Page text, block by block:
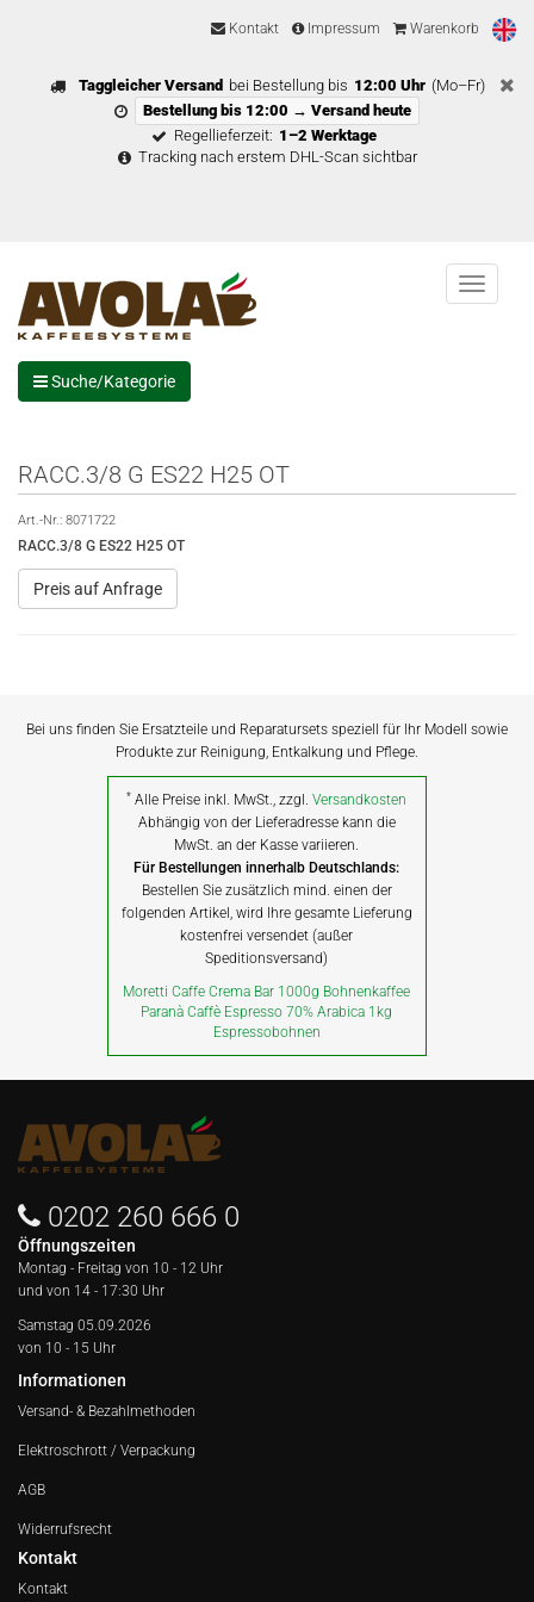
Kontakt Impressum Warenkorb
Taggleicher Versand bei Bestellung bis 12:00 Uhr (Mo–Fr)
Bestellung bis 12:00 → Versand heute
Regellieferzeit: 1–2 Werktage
Tracking nach erstem DHL-Scan sichtbar
Menu
Suche/Kategorie
RACC.3/8 G ES22 H25 OT
Art.-Nr.: 8071722
RACC.3/8 G ES22 H25 OT
Preis auf Anfrage
Bei uns finden Sie Ersatzteile und Reparatursets speziell für Ihr Modell sowie
Produkte zur Reinigung, Entkalkung und Pflege.
* Alle Preise inkl. MwSt., zzgl.Versandkosten
Abhängig von der Lieferadresse kann die
MwSt. an der Kasse variieren.
Für Bestellungen innerhalb Deutschlands:
Bestellen Sie zusätzlich mind. einen der
folgenden Artikel, wird Ihre gesamte Lieferung
kostenfrei versendet (außer
Speditionsversand)
Moretti Caffe Crema Bar 1000g Bohnenkaffee
Paranà Caffè Espresso 70% Arabica 1kg
Espressobohnen
0202 260 666 0
Öffnungszeiten
Montag - Freitag von 10 - 12 Uhr
und von 14 - 17:30 Uhr
Samstag 05.09.2026
von 10 - 15 Uhr
Informationen
Versand- & Bezahlmethoden
Elektroschrott / Verpackung
AGB
Widerrufsrecht
Kontakt
Kontakt